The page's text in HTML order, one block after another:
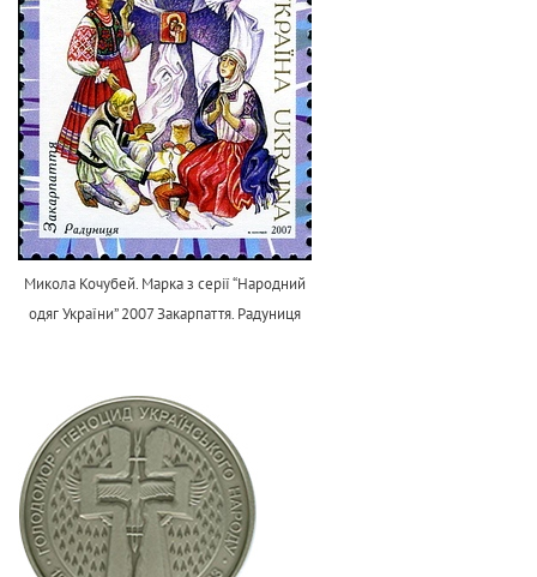
Микола Кочубей. Марка з серії “Народний
одяг України” 2007 Закарпаття. Радуниця